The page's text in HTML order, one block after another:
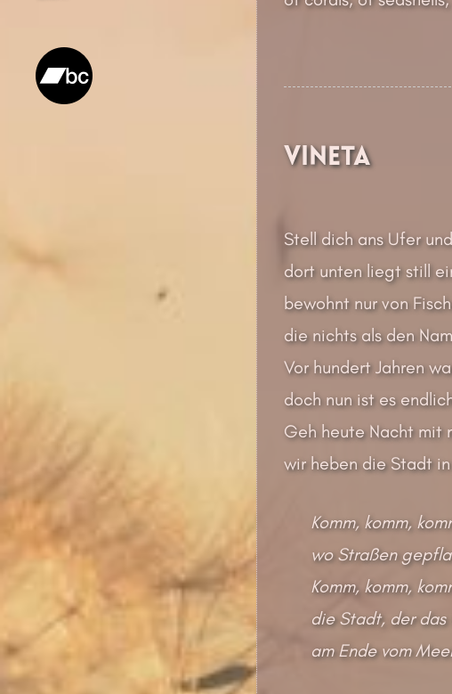
Vineta
Stell dich ans Ufer
dort unten liegt still
bewohnt nur von
die nichts als den
Vor hundert Jahren
doch nun ist es
Geh heute Nacht mit
wir heben die Stadt
Komm, komm,
wo Straßen
Komm, komm,
die Stadt, der das
am Ende vom